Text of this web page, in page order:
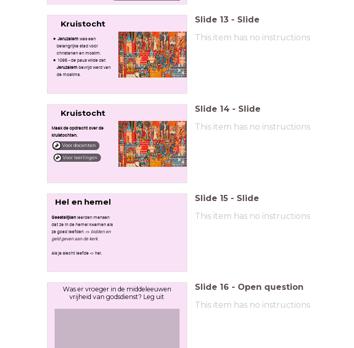
Kruistocht
Jeruzalemwas een
belangrijke stad voor
christenen en moslim.
1095 - de paus wilde dat
Jeruzalembevrijd werd van
de moslims.
Slide 13 - Slide
This item has no instructions
Kruistocht
Maak de opdracht over de
kruistochten.
Voor docenten
Voor leerlingen
Slide 14 - Slide
This item has no instructions
Hel en hemel
Geestelijkenleerden mensen
dat ze in de hemel kwamen als
ze goed leefden .-> bidden en
geld geven aan de kerk.
Als je slecht leefde -> hel.
Slide 15 - Slide
This item has no instructions
Was er vroeger in de middeleeuwen
vrijheid van godsdienst? Leg uit
Slide 16 - Open question
This item has no instructions